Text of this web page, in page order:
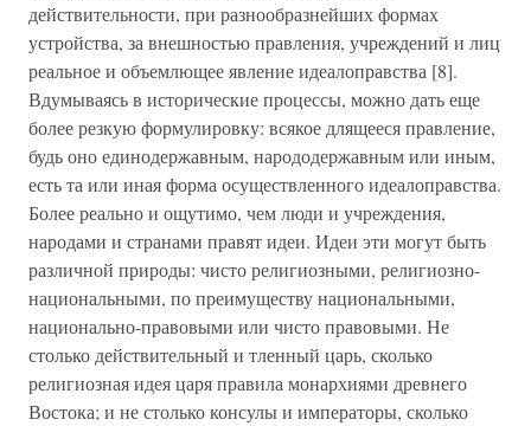
действительности, при разнообразнейших формах
устройства, за внешностью правления, учреждений и лиц
реальное и объемлющее явление идеалоправства [8].
Вдумываясь в исторические процессы, можно дать еще
более резкую формулировку: всякое длящееся правление,
будь оно единодержавным, народодержавным или иным,
есть та или иная форма осуществленного идеалоправства.
Более реально и ощутимо, чем люди и учреждения,
народами и странами правят идеи. Идеи эти могут быть
различной природы: чисто религиозными, религиозно-
национальными, по преимуществу национальными,
национально-правовыми или чисто правовыми. Не
столько действительный и тленный царь, сколько
религиозная идея царя правила монархиями древнего
Востока; и не столько консулы и императоры, сколько